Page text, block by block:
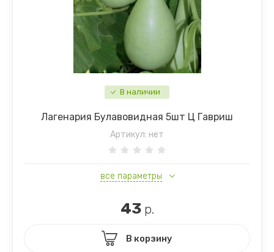
В наличии
Лагенария Булавовидная 5шт Ц Гавриш
Артикул: нет
все параметры
43р.
В корзину